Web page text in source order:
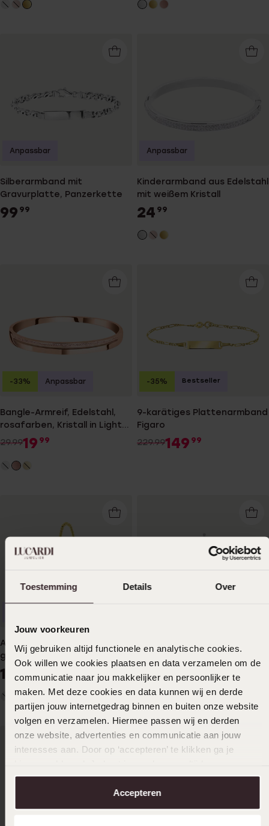
Toestemming Details Over
Jouw voorkeuren
Wij gebruiken altijd functionele en analytische cookies.
Ook willen we cookies plaatsen en data verzamelen om de
communicatie naar jou makkelijker en persoonlijker te
maken. Met deze cookies en data kunnen wij en derde
partijen jouw internetgedrag binnen en buiten onze website
volgen en verzamelen. Hiermee passen wij en derden
onze website, advertenties en communicatie aan jouw
interesses aan. Door op ‘accepteren’ te klikken ga je
aanpassen. Lees er meer over in onscookiebeleid.
Accepteren
Silberarmband mit
Gravurplatte, Panzerkette
99 99
Anpassbar
Kinderarmband aus Edelstahl
mit weißem Kristall
24 99
Anpassbar
Bangle-Armreif, Edelstahl,
rosafarben, Kristall in Light
Peach
29.9919 99
-33% Anpassbar
9-karätiges Plattenarmband
Figaro
229.99149 99
-35% Bestseller
Armband aus Edelstahl,
goldfarben, Kugel/Herz
16
Kinderarmband, 925 Silber,
Herz, hellrosa, Zirkonia
44